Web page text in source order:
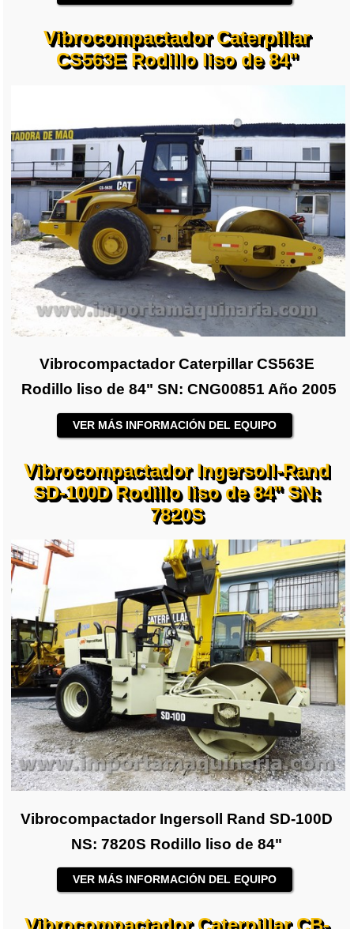
Vibrocompactador Caterpillar
CS563E Rodillo liso de 84"
Vibrocompactador Caterpillar CS563E
Rodillo liso de 84" SN: CNG00851 Año 2005
VER MÁS INFORMACIÓN DEL EQUIPO
Vibrocompactador Ingersoll-Rand
SD-100D Rodillo liso de 84" SN:
7820S
Vibrocompactador Ingersoll Rand SD-100D
NS: 7820S Rodillo liso de 84"
VER MÁS INFORMACIÓN DEL EQUIPO